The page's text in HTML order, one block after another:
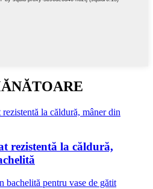
rezistentă la căldură,